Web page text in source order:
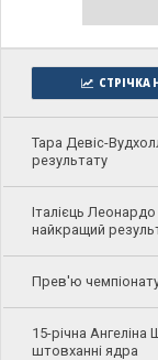
СТРІЧКА
Тара Девіс-
результату
Італієць
найкращий
Прев'ю
15-річна
штовханні ядра